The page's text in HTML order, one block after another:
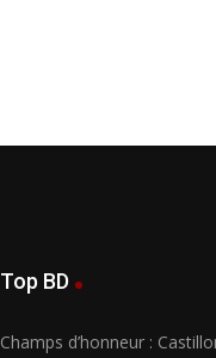
Top BD
Champs d’honneur :